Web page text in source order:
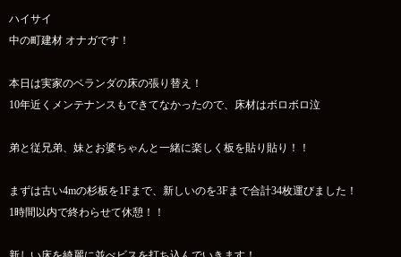
ハイサイ
中の町建材 オナガです！
本日は実家のベランダの床の張り替え！
10年近くメンテナンスもできてなかったので、床材はボロボロ泣
弟と従兄弟、妹とお婆ちゃんと一緒に楽しく板を貼り貼り！！
まずは古い4mの杉板を1Fまで、新しいのを3Fまで合計34枚運びました！
1時間以内で終わらせて休憩！！